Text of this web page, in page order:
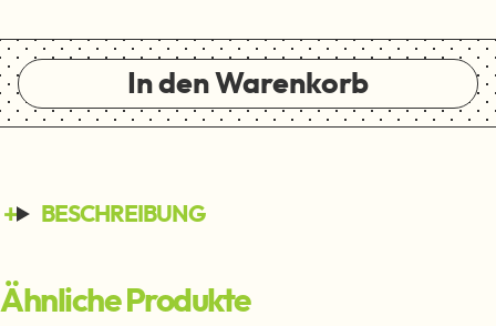
In den Warenkorb
BESCHREIBUNG
Ähnliche Produkte